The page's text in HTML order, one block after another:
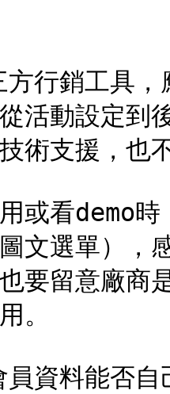
行銷工具
活動設定到
術支援，也
或看demo
圖文選單）
要留意廠商
。
資料能否自